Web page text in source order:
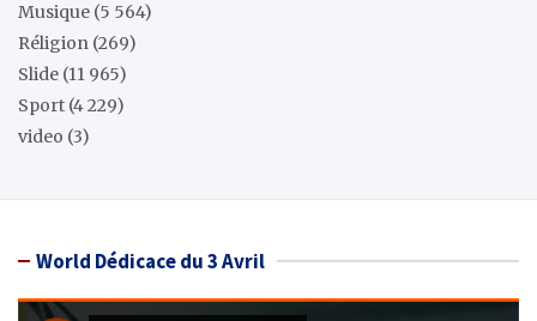
Musique (5 564)
Réligion (269)
Slide (11 965)
Sport (4 229)
video (3)
World Dédicace du 3 Avril